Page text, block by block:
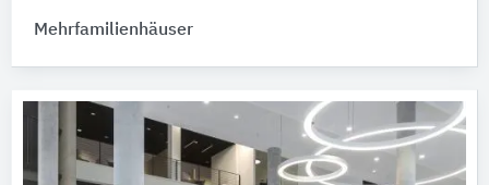
Mehrfamilienhäuser